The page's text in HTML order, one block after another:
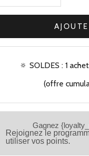
🔅 SOLDES : 1
(offre
Gagnez
Rejoignez le
utiliser vos points.